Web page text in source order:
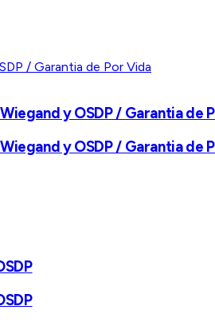
y OSDP / Garantia de
y OSDP / Garantia de